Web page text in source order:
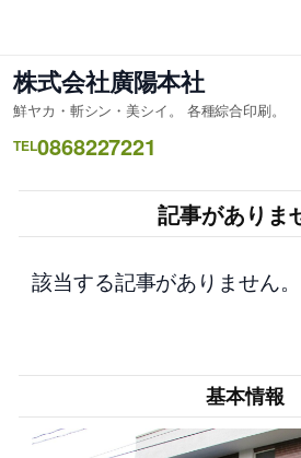
を
ス
キ
ッ
株式会社廣陽本社
鮮ヤカ・斬シン・美シイ。 各種綜合印刷。
TEL0868227221
記事がありま
該当する記事がありません。
基本情報